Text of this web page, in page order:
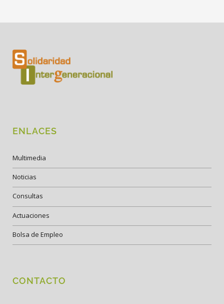
ENLACES
Multimedia
Noticias
Consultas
Actuaciones
Bolsa de Empleo
CONTACTO